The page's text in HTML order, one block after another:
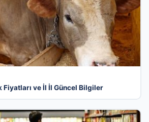
Fiyatları ve İl İl Güncel Bilgiler